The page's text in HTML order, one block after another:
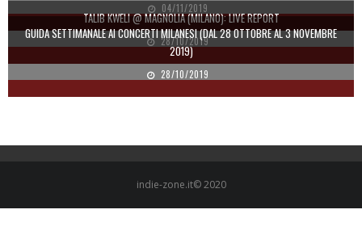
04/11/2019
TALIB KWELI @ MAGNOLIA (MILANO): LIVE REPORT
28/10/2019
GUIDA SETTIMANALE AI CONCERTI MILANESI (DAL 28 OTTOBRE AL 3 NOVEMBRE
2019)
28/10/2019
indie-zone.it© 2020